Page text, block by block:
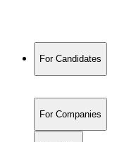
For Candidates
For Companies